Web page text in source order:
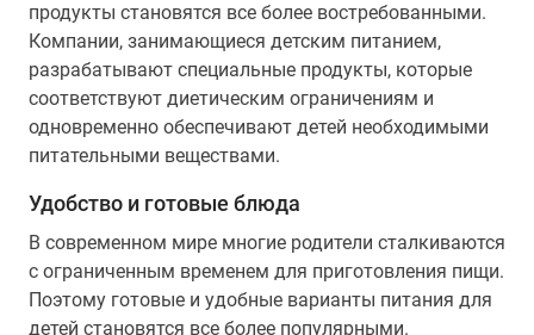
продукты становятся все более востребованными.
Компании, занимающиеся детским питанием,
разрабатывают специальные продукты, которые
соответствуют диетическим ограничениям и
одновременно обеспечивают детей необходимыми
питательными веществами.
Удобство и готовые блюда
В современном мире многие родители сталкиваются
с ограниченным временем для приготовления пищи.
Поэтому готовые и удобные варианты питания для
детей становятся все более популярными.